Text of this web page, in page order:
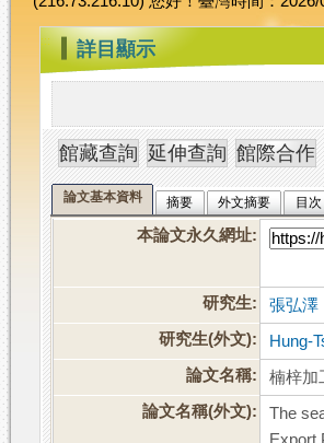
加
值
系
統
::: 詳目顯示
論文基本資料 摘要 外文摘要 目次
本論文永久網址:
研究生:
張弘澤
研究生(外文):
Hung-
論文名稱:
楠梓加
論文名稱(外文):
The